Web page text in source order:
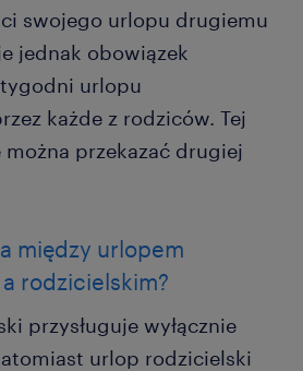
swojego urlopu drugiemu
jednak obowiązek
urlopu
każde z rodziców. Tej
przekazać drugiej
między urlopem
rodzicielskim?
przysługuje wyłącznie
urlop rodzicielski